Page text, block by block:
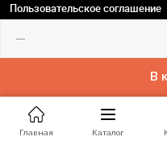
В
Пользовательское соглашение
Главная Каталог